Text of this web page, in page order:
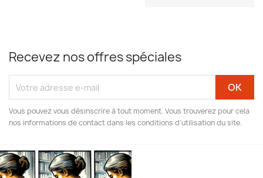
Recevez nos offres spéciales
Vous pouvez vous désinscrire à tout moment. Vous trouverez pour cela
nos informations de contact dans les conditions d'utilisation du site.